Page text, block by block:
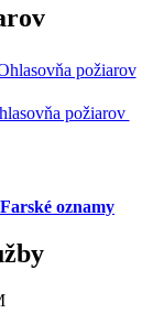
požiarov
Farské oznamy